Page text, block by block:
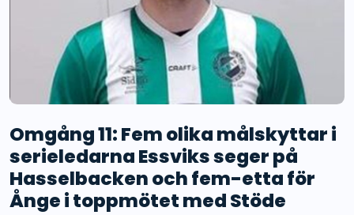
Omgång 11: Fem olika målskyttar i
serieledarna Essviks seger på
Hasselbacken och fem-etta för
Ånge i toppmötet med Stöde